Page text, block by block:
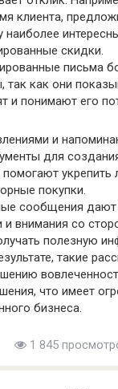
клиента,
скидки.
письма
так как они
и понимают его
и
для
укрепить
покупки.
сообщения дают
внимания со
полезную
такие
что имеет
бизнеса.
1 845